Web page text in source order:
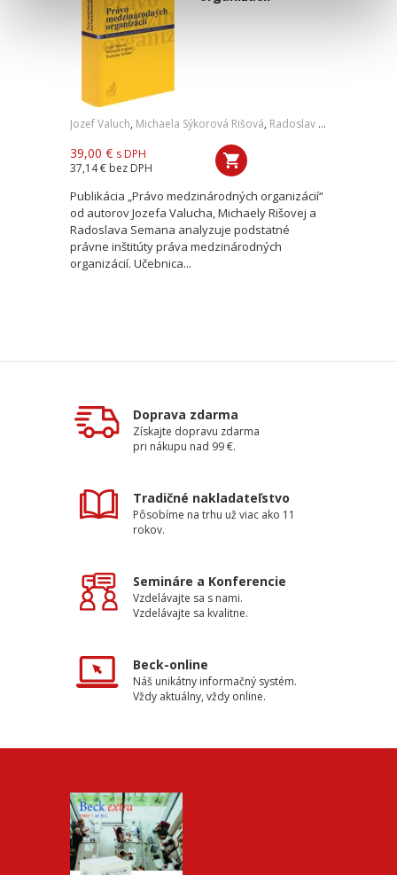
Jozef Valuch, Michaela Sýkorová Rišová, Radoslav Seman
39,00 € s DPH
37,14 € bez DPH
Publikácia „Právo medzinárodných organizácií“
od autorov Jozefa Valucha, Michaely Rišovej a
Radoslava Semana analyzuje podstatné
právne inštitúty práva medzinárodných
organizácií. Učebnica...
Doprava zdarma
Získajte dopravu zdarma
pri nákupu nad 99 €.
Tradičné nakladateľstvo
Pôsobíme na trhu už viac ako 11
rokov.
Semináre a Konferencie
Vzdelávajte sa s nami.
Vzdelávajte sa kvalitne.
Beck-online
Náš unikátny informačný systém.
Vždy aktuálny, vždy online.